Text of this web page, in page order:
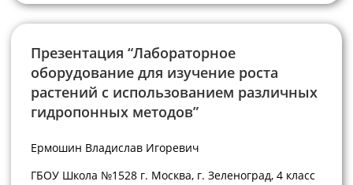
Презентация “Лабораторное
оборудование для изучение роста
растений с использованием различных
гидропонных методов”
Ермошин Владислав Игоревич
ГБОУ Школа №1528 г. Москва, г. Зеленоград, 4 класс